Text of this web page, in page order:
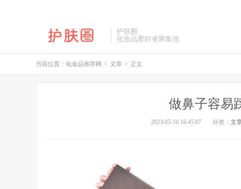
护肤圈
化妆品爱好者聚集地
当前位置： 化妆品推荐网 > 文章 > 正文
做鼻子容易
2023-05-10 16:45:07 分类： 文